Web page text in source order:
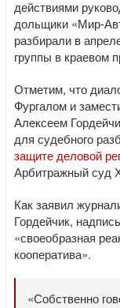
действиями
дольщики «Мир-
разбирали в
группы в краевом
Отметим, что
Фургалом и
Алексеем
для судебного
защите деловой
Арбитражный суд
Как заявил
Гордейчик,
«своеобразная
кооператива».
«Собственно